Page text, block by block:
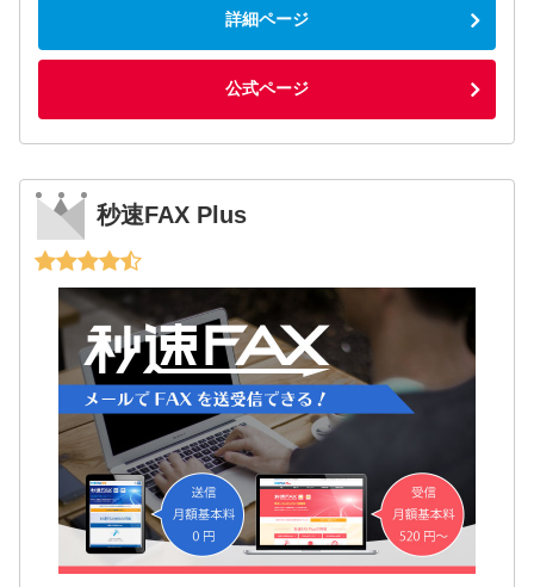
詳細ページ
公式ページ
秒速FAX Plus